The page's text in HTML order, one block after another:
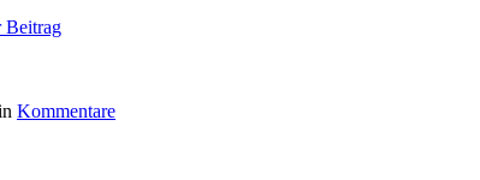
Beitrag
Kommentare